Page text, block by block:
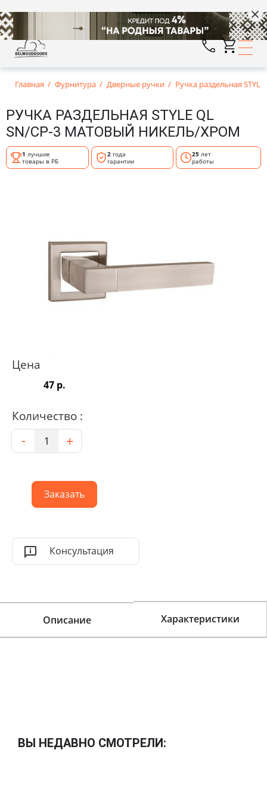
Главная Фурнитура Дверные ручки Ручка раздельная
РУЧКА РАЗДЕЛЬНАЯ STYLE QL
SN/CP-3 МАТОВЫЙ НИКЕЛЬ/ХРОМ
1 лучшие
товары в РБ
2года
гарантии
25 лет
работы
Цена
47 р.
Количество :
Количество
- +
Заказать
Консультация
Описание Характеристики
ВЫ НЕДАВНО СМОТРЕЛИ: